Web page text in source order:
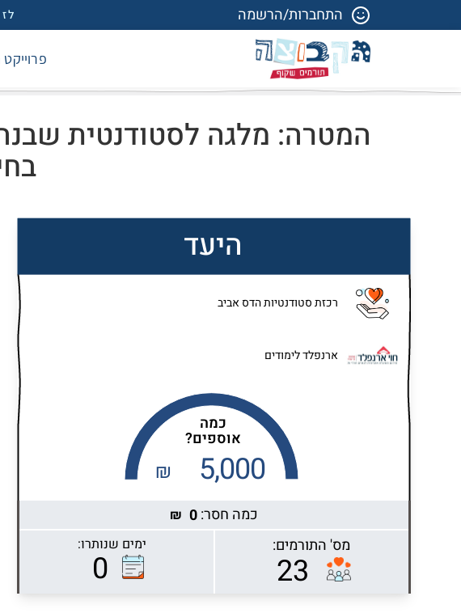
התחברות/הרשמה
המטרה: מלגה לסטודנטית
היעד
רכזת סטודנטיות הדס אביב
ארנפלד לימודים
Highcharts.com
כמה
אוספים?
5,000
₪
כמה חסר:0
₪
מס' התורמים:
23
ימים שנותרו:
0